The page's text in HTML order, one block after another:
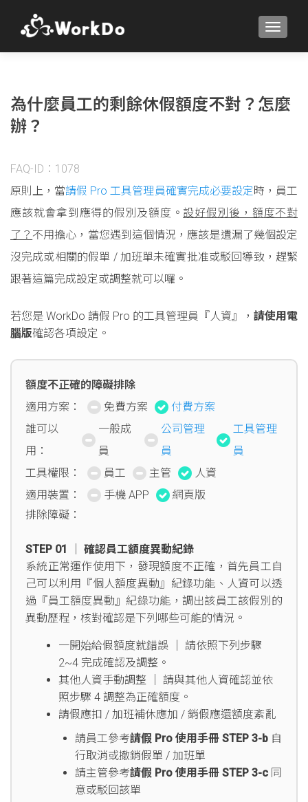
為什麼員工的剩餘休假額度不對？怎麼
辦？
FAQ-ID：1078
原則上，當請假 Pro 工具管理員確實完成必要設定時，員工
應該就會拿到應得的假別及額度。 設好假別後，額度不對
了？ 不用擔心，當您遇到這個情況，應該是遺漏了幾個設定
沒完成或相關的假單 / 加班單未確實批准或駁回導致，趕緊
跟著這篇完成設定或調整就可以囉。
若您是 WorkDo 請假 Pro 的工具管理員『人資』， 請使用電
腦版確認各項設定。
額度不正確的障礙排除
適用方案：
免費方案
付費方案
誰可以
用：
一般成
員
公司管理
員
工具管理
員
工具權限：
員工 主管
人資
適用裝置：
手機 APP
網頁版
排除障礙：
STEP 01 │ 確認員工額度異動紀錄
系統正常運作使用下，發現額度不正確，首先員工自
己可以利用『個人額度異動』紀錄功能、人資可以透
過『員工額度異動』紀錄功能，調出該員工該假別的
異動歷程，核對確認是下列哪些可能的情況。
一開始給假額度就錯誤 │ 請依照下列步驟
2~4 完成確認及調整。
其他人資手動調整 │ 請與其他人資確認並依
照步驟 4 調整為正確額度。
請假應扣 / 加班補休應加 / 銷假應還額度紊亂
請員工參考請假 Pro 使用手冊 STEP 3-b 自
行取消或撤銷假單 / 加班單
請主管參考請假 Pro 使用手冊 STEP 3-c 同
意或駁回該單